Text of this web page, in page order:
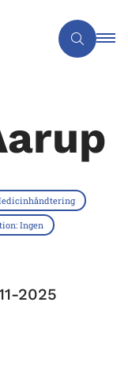
Ingen
2025